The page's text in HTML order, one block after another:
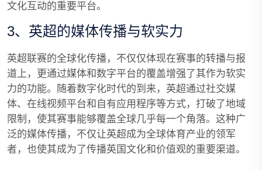
文化互动的重要平台。
3、英超的媒体传播与软实力
英超联赛的全球化传播，不仅仅体现在赛事的转播与报
道上，更通过媒体和数字平台的覆盖增强了其作为软实
力的功能。随着数字化时代的到来，英超通过社交媒
体、在线视频平台和自有应用程序等方式，打破了地域
限制，使其赛事能够覆盖全球几乎每一个角落。这种广
泛的媒体传播，不仅让英超成为全球体育产业的领军
者，也使其成为了传播英国文化和价值观的重要渠道。